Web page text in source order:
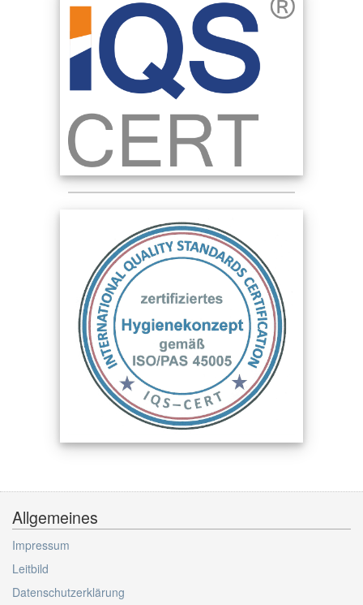
Allgemeines
Impressum
Leitbild
Datenschutzerklärung